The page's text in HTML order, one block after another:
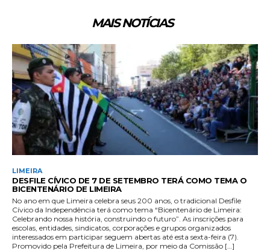
MAIS NOTÍCIAS
LIMEIRA
DESFILE CÍVICO DE 7 DE SETEMBRO TERÁ COMO TEMA O
BICENTENÁRIO DE LIMEIRA
No ano em que Limeira celebra seus 200 anos, o tradicional Desfile
Cívico da Independência terá como tema “Bicentenário de Limeira:
Celebrando nossa história, construindo o futuro”. As inscrições para
escolas, entidades, sindicatos, corporações e grupos organizados
interessados em participar seguem abertas até esta sexta-feira (7).
Promovido pela Prefeitura de Limeira, por meio da Comissão […]